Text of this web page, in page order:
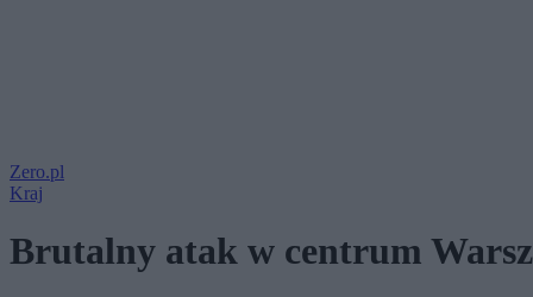
Zero.pl
Kraj
Brutalny atak w centrum